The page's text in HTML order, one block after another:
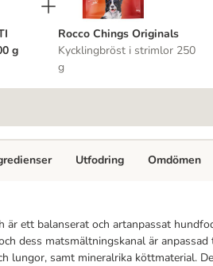
g
Rocco Chings Originals
Kycklingbröst i strimlor 250
g
är ett balanserat och artanpassat
dess matsmältningskanal är
lungor, samt mineralrika köttmaterial.
Utfodring Omdömen